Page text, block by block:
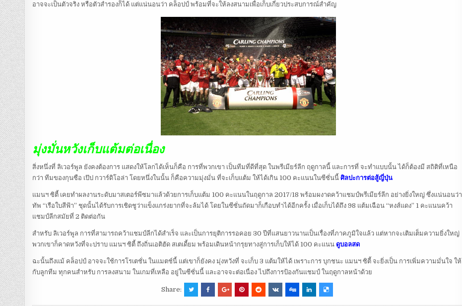
อาจจะเป็นตัวจริง หรือตัวสำรองก็ได้ แต่แน่นอนว่า คล็อปป์ พร้อมที่จะให้ลงสนามเพื่อเก็บเกี่ยวประสบการณ์สำคัญ
มุ่งมั่นหวังเก็บแต้มต่อเนื่อง
สิ่งหนึ่งที่ ลิเวอร์พูล ยังคงต้องการ แสดงให้โลกได้เห็นก็คือ การที่พวกเขา เป็นทีมที่ดีที่สุด ในพรีเมียร์ลีก ฤดูกาลนี้ และการที่ จะทำแบบนั้น ได้ก็ต้องมี สถิติที่เหนือ
กว่า ทีมของกุนซือ เป๊ป กวาร์ดิโอล่า โดยหนึ่งในนั้น ก็คือความมุ่งมั่น ที่จะเก็บแต้ม ให้ได้เกิน 100 คะแนนในซีซั่นนี้ศิลปะการต่อสู้ญี่ปุ่น
แมนฯ ซิตี้ เคยทำผลงานระดับมาสเตอร์พีซมาแล้วด้วยการเก็บแต้ม 100 คะแนนในฤดูกาล 2017/18 พร้อมผงาดคว้าแชมป์พรีเมียร์ลีก อย่างยิ่งใหญ่ ซึ่งแน่นอนว่า
ทัพ “เรือใบสีฟ้า” ชุดนั้นได้รับการเชิดชูว่าแข็งแกร่งยากที่จะล้มได้ โดยในซีซั่นถัดมาก็เกือบทำได้อีกครั้ง เมื่อเก็บได้ถึง 98 แต้มเฉือน “หงส์แดง” 1 คะแนนคว้า
แชมป์ลีกสมัยที่ 2 ติดต่อกัน
สำหรับ ลิเวอร์พูล การที่สามารถคว้าแชมป์ลีกได้สำเร็จ และเป็นการยุติการรอคอย 30 ปีที่แสนยาวนานเป็นเรื่องที่ภาคภูมิใจแล้ว แต่หากจะเติมเต็มความยิ่งใหญ่
พวกเขาก็คาดหวังที่จะปราบ แมนฯ ซิตี้ ถึงถิ่นเอติฮัด สเตเดี้ยม พร้อมเดินหน้ากรุยทางสู่การเก็บให้ได้ 100 คะแนน ดูบอลสด
ฉะนั้นถึงแม้ คล็อปป์ อาจจะใช้การโรเตชั่น ในแมตช์นี้ แต่เขาก็ยังคง มุ่งหวังที่ จะเก็บ 3 แต้มให้ได้ เพราะการ บุกชนะ แมนฯ ซิตี้ จะยิ่งเป็น การเพิ่มความมั่นใจ ให้
กับลูกทีม ทุกคนสำหรับ การลงสนาม ในเกมที่เหลือ อยู่ในซีซั่นนี้ และอาจจะต่อเนื่อง ไปถึงการป้องกันแชมป์ ในฤดูกาลหน้าด้วย
Share: